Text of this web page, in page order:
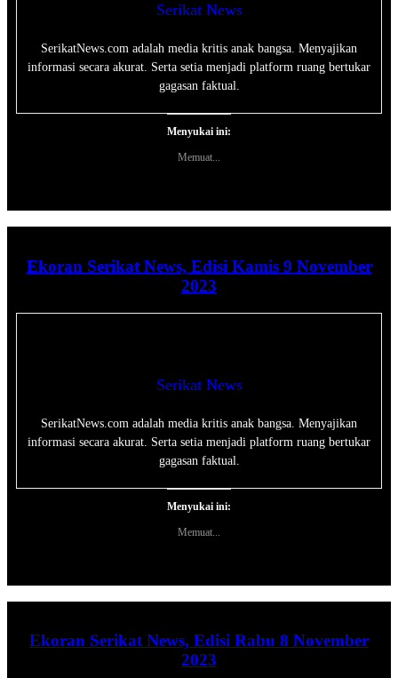
Serikat News
SerikatNews.com adalah media kritis anak bangsa. Menyajikan
informasi secara akurat. Serta setia menjadi platform ruang bertukar
gagasan faktual.
Menyukai ini:
Memuat...
Ekoran Serikat News, Edisi Kamis 9 November
2023
Serikat News
SerikatNews.com adalah media kritis anak bangsa. Menyajikan
informasi secara akurat. Serta setia menjadi platform ruang bertukar
gagasan faktual.
Menyukai ini:
Memuat...
Ekoran Serikat News, Edisi Rabu 8 November
2023